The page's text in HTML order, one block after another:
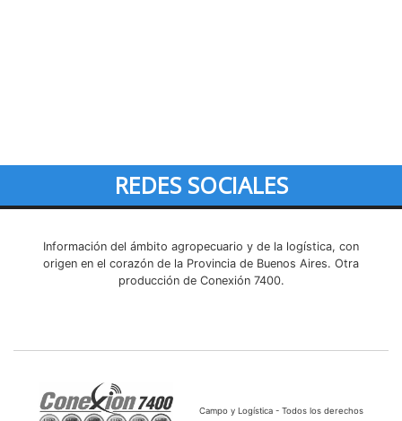
REDES SOCIALES
Información del ámbito agropecuario y de la logística, con
origen en el corazón de la Provincia de Buenos Aires. Otra
producción de Conexión 7400.
Campo y Logística - Todos los derechos